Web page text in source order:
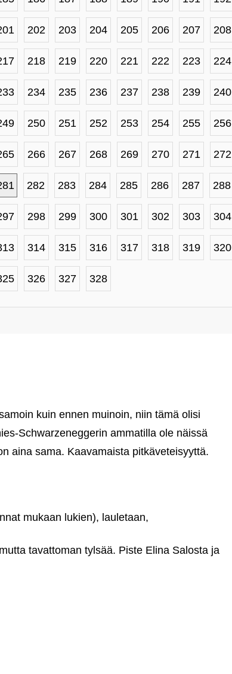
202 203 204 205 206 207 208
218 219 220 221 222 223 224
234 235 236 237 238 239 240
250 251 252 253 254 255 256
266 267 268 269 270 271 272
282 283 284 285 286 287 288
298 299 300 301 302 303 304
314 315 316 317 318 319 320
326 327 328
kuin ennen muinoin, niin tämä olisi
Schwarzeneggerin ammatilla ole näissä
aina sama. Kaavamaista pitkäveteisyyttä.
mukaan lukien), lauletaan,
tavattoman tylsää. Piste Elina Salosta ja